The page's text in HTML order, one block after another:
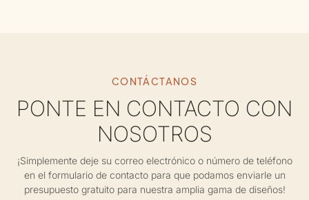
CONTÁCTANOS
PONTE EN CONTACTO CON
NOSOTROS
¡Simplemente deje su correo electrónico o número de teléfono
en el formulario de contacto para que podamos enviarle un
presupuesto gratuito para nuestra amplia gama de diseños!